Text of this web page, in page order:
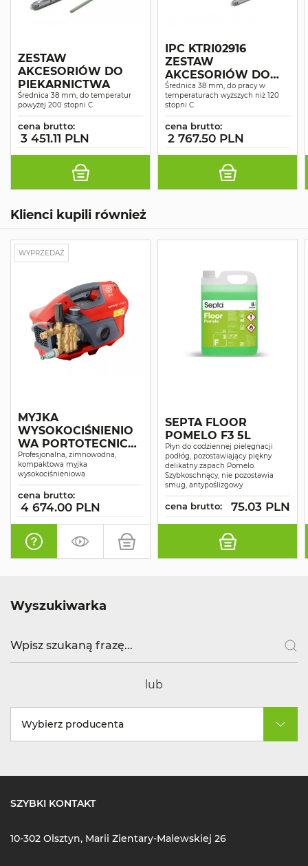
ZESTAW
AKCESORIÓW DO
PIEKARNICTWA
Średnica 38 mm, do temperatur
powyżej 200 stopni C
cena brutto:
3 451.11 PLN
IPC KTRI02916
ZESTAW
AKCESORIÓW DO
PIEKARNICTWA
POWYŻEJ 120 ST. FI
38MM
Średnica 38 mm, do pracy w
temperaturach wyższych niż 120
stopni C
cena brutto:
2 767.50 PLN
Klienci kupili również
WYPRZEDAŻ
MYJKA
WYSOKOCIŚNIENIO
WA PORTOTECNICA
SUPERJET 1609P
Profesjonalna, zimnowodna,
kompaktowa myjka
wysokociśnieniowa
cena brutto:
4 674.00 PLN
SEPTA FLOOR
POMELO F3 5L
Płyn do codziennej pielęgnacji
podłóg, pozostawiający piękny
delikatny zapach Pomelo.
Szybkoschnący, nie pozostawia
smug, antypoślizgowy
cena brutto: 75.03 PLN
Wyszukiwarka
lub
Wybierz producenta
SZYBKI KONTAKT
10-302 Olsztyn, Marii Zientary-Malewskiej 26